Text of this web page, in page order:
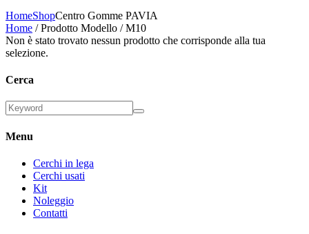
HomeShopCentro Gomme PAVIA
Home / Prodotto Modello / M10
Non è stato trovato nessun prodotto che corrisponde alla tua
selezione.
Cerca
Menu
Cerchi in lega
Cerchi usati
Kit
Noleggio
Contatti